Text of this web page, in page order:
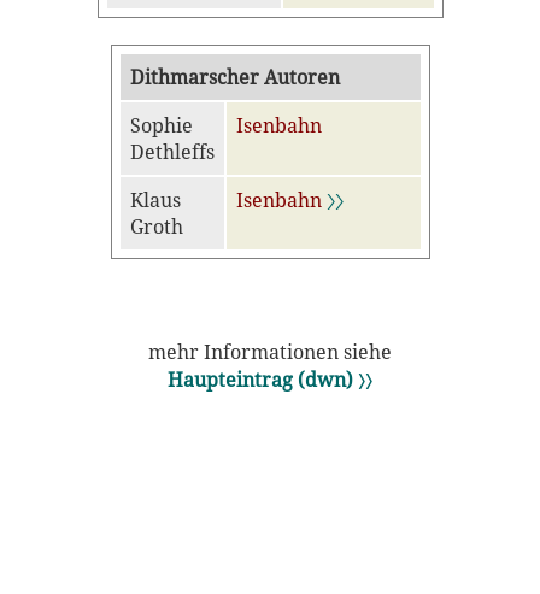
Dithmarscher Autoren
Sophie
Dethleffs
Isenbahn
Klaus
Groth
Isenbahn 〉〉
mehr Informationen siehe
Haupteintrag (dwn) 〉〉